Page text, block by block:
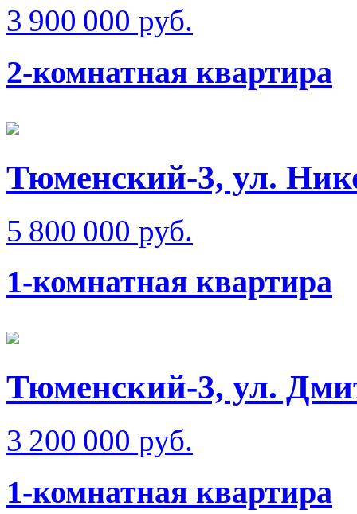
3 900 000 руб.
2-комнатная квартира
Тюменский-3, ул.
5 800 000 руб.
1-комнатная квартира
Тюменский-3, ул.
3 200 000 руб.
1-комнатная квартира